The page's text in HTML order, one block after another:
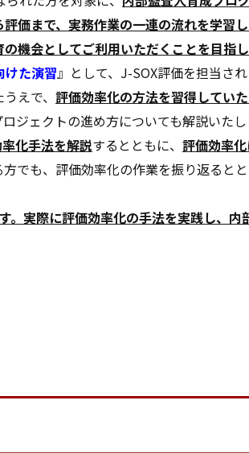
評価まで、実務作業の一連の流れを学習
機会としてご利用いただくことを目指し
けた演習』として、J-SOX評価を担当され
えで、 評価効率化の方法を習得してい
ジェクトの進め方についても解説いた
化手法を解説するとともに、 評価効率
でも、評価効率化の作業を振り返ると
。実際に評価効率化の手法を実践し、